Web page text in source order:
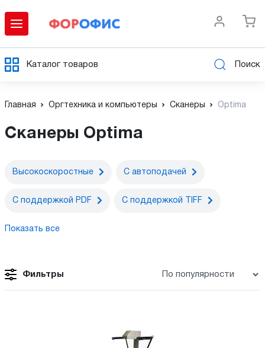
Каталог товаров Поиск
Главная Оргтехника и компьютеры Сканеры Optima
Cканеры Optima
Высокоскоростные С автоподачей
С поддержкой PDF С поддержкой TIFF
Показать все
Фильтры